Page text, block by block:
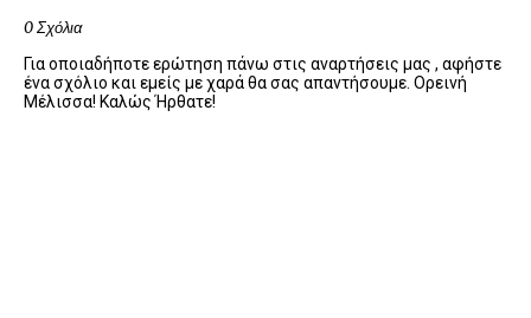
0 Σχόλια
Για οποιαδήποτε ερώτηση πάνω στις αναρτήσεις μας , αφήστε
ένα σχόλιο και εμείς με χαρά θα σας απαντήσουμε. Ορεινή
Μέλισσα! Καλώς Ήρθατε!